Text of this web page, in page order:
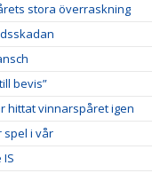
stora överraskning
bevis”
hittat vinnarspåret igen
spel i vår